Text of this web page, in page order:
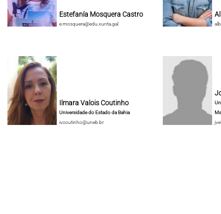
Estefanía Mosquera Castro
e.mosquera@edu.xunta.gal
Ilmara Valois Coutinho
Universidade do Estado da Bahia
ivcoutinho@uneb.br